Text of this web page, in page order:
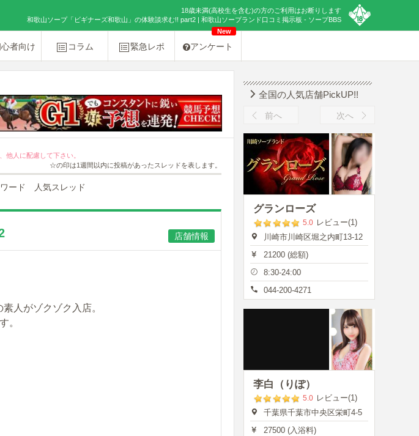
18歳未満(高校生を含む)の方のご利用はお断りします
和歌山ソープ「ビギナーズ和歌山」の体験談求む!! part2 | 和歌山ソープランド口コミ掲示板 - ソープBBS
者向け コラム 緊急レポ アンケート
New
他人に配慮して下さい。
☆の印は1週間以内に投稿があったスレッドを表します。
ード 人気スレッド
店舗情報
人がゾクゾク入店。
。
全国の人気店舗PickUP!!
前へ 次へ
グランローズ
5.0 レビュー(1)
川崎市川崎区堀之内町13-12
21200 (総額)
8:30-24:00
044-200-4271
李白（りぽ）
5.0 レビュー(1)
千葉県千葉市中央区栄町4-5
27500 (入浴料)